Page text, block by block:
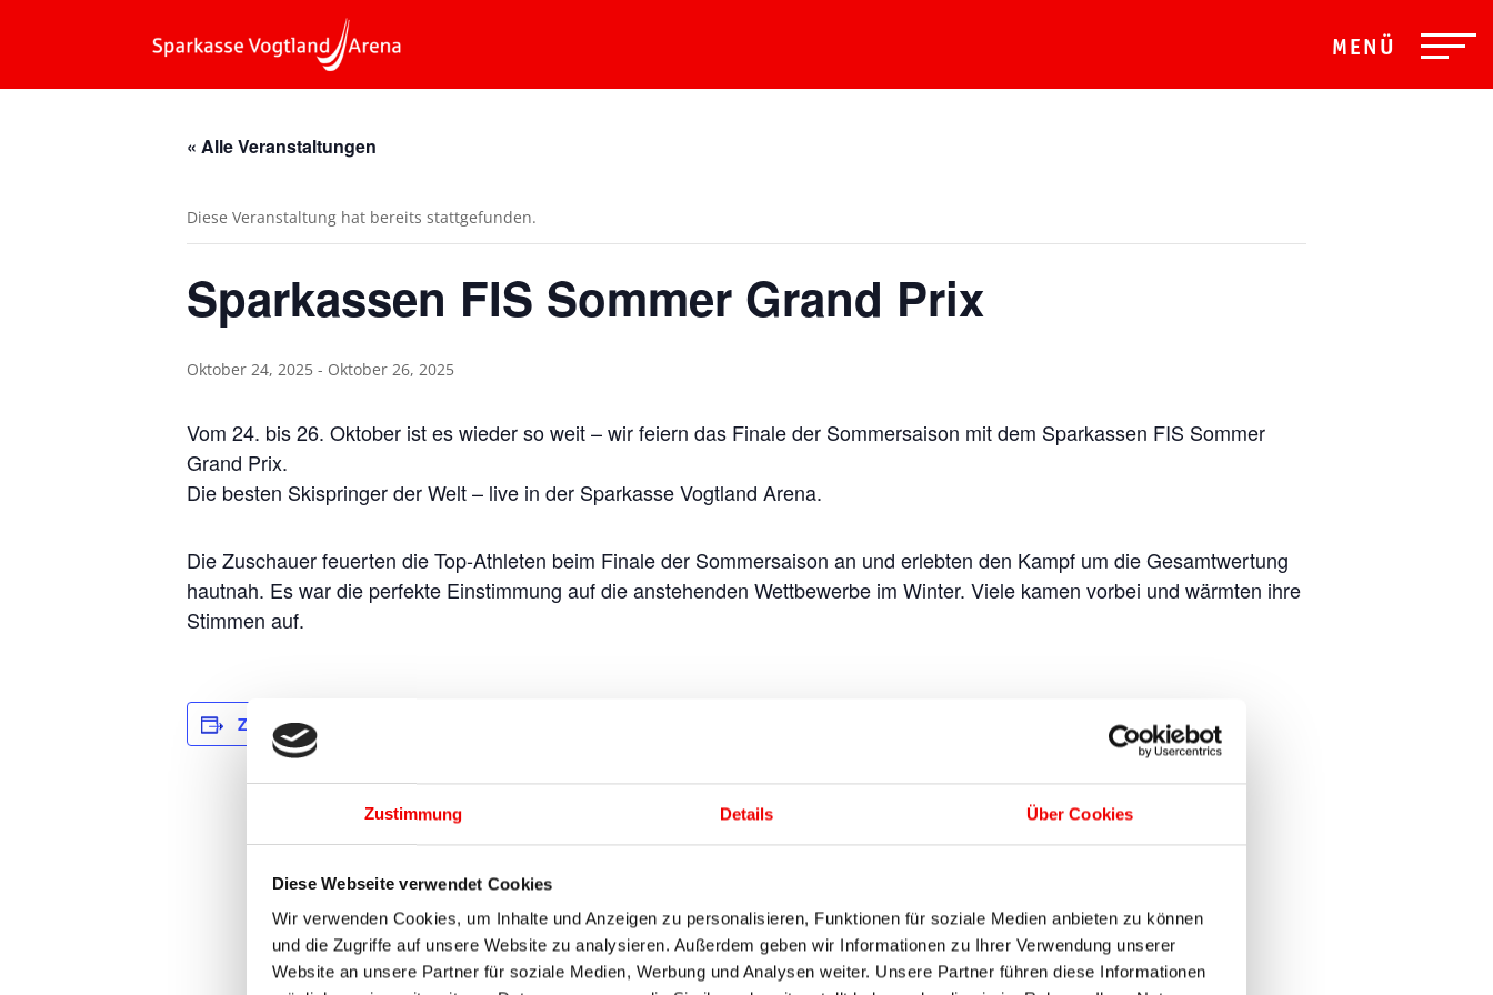
Zustimmung Details Über Cookies
Diese Webseite verwendet Cookies
Wir verwenden Cookies, um Inhalte und Anzeigen zu personalisieren, Funktionen für soziale Medien anbieten zu können
und die Zugriffe auf unsere Website zu analysieren. Außerdem geben wir Informationen zu Ihrer Verwendung unserer
Website an unsere Partner für soziale Medien, Werbung und Analysen weiter. Unsere Partner führen diese Informationen
MENÜ
« Alle Veranstaltungen
Diese Veranstaltung hat bereits stattgefunden.
Sparkassen FIS Sommer Grand Prix
Oktober 24, 2025 - Oktober 26, 2025
Vom 24. bis 26. Oktober ist es wieder so weit – wir feiern das Finale der Sommersaison mit dem Sparkassen FIS Sommer
Grand Prix.
Die besten Skispringer der Welt – live in der Sparkasse Vogtland Arena.
Die Zuschauer feuerten die Top-Athleten beim Finale der Sommersaison an und erlebten den Kampf um die Gesamtwertung
hautnah. Es war die perfekte Einstimmung auf die anstehenden Wettbewerbe im Winter. Viele kamen vorbei und wärmten ihre
Stimmen auf.
Zum Kalender hinzufügen
Oktober 24, 2025
:
Wettkampf
Website:
https://weltcup-
Veranstalter-Website
anzeigen